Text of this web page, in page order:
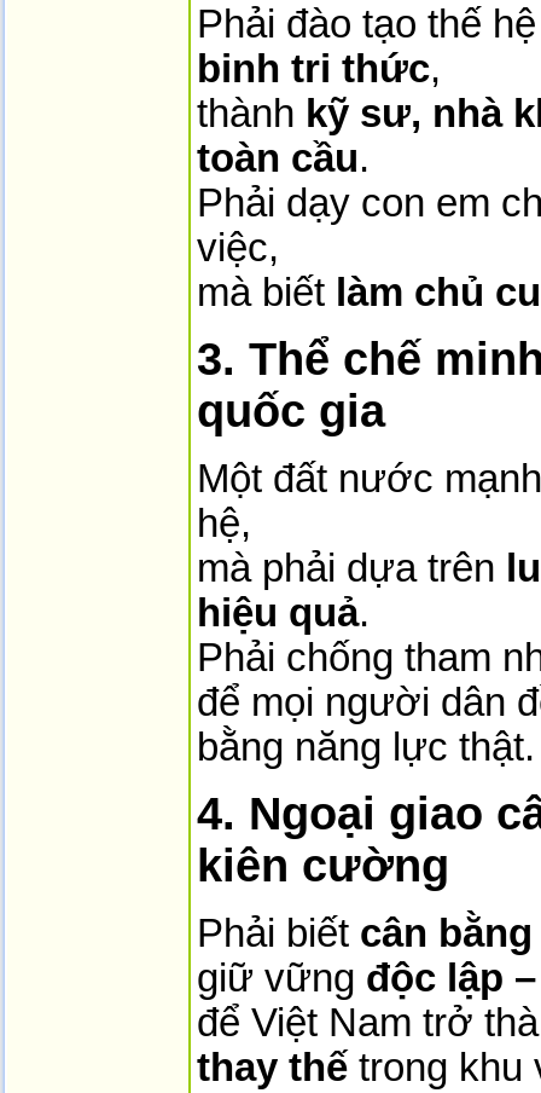
Phải đào tạo thế
binh tri thức,
thành kỹ sư, nhà
toàn cầu.
Phải dạy con em
việc,
mà biết làm chủ
3. Thể chế
quốc gia
Một đất nước
hệ,
mà phải dựa trên
hiệu quả.
Phải chống tham
để mọi người dân
bằng năng lực thật.
4. Ngoại giao
kiên cường
Phải biết cân
giữ vững độc lập
để Việt Nam trở
thay thế trong khu